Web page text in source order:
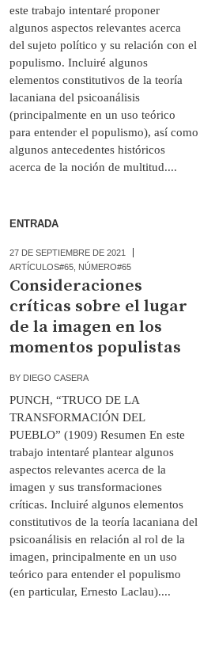
este trabajo intentaré proponer
algunos aspectos relevantes acerca
del sujeto político y su relación con el
populismo. Incluiré algunos
elementos constitutivos de la teoría
lacaniana del psicoanálisis
(principalmente en un uso teórico
para entender el populismo), así como
algunos antecedentes históricos
acerca de la noción de multitud....
ENTRADA
27 DE SEPTIEMBRE DE 2021
ARTÍCULOS#65 NÚMERO#65
Consideraciones
críticas sobre el lugar
de la imagen en los
momentos populistas
BY DIEGO CASERA
PUNCH, “TRUCO DE LA
TRANSFORMACIÓN DEL
PUEBLO” (1909) Resumen En este
trabajo intentaré plantear algunos
aspectos relevantes acerca de la
imagen y sus transformaciones
críticas. Incluiré algunos elementos
constitutivos de la teoría lacaniana del
psicoanálisis en relación al rol de la
imagen, principalmente en un uso
teórico para entender el populismo
(en particular, Ernesto Laclau)....